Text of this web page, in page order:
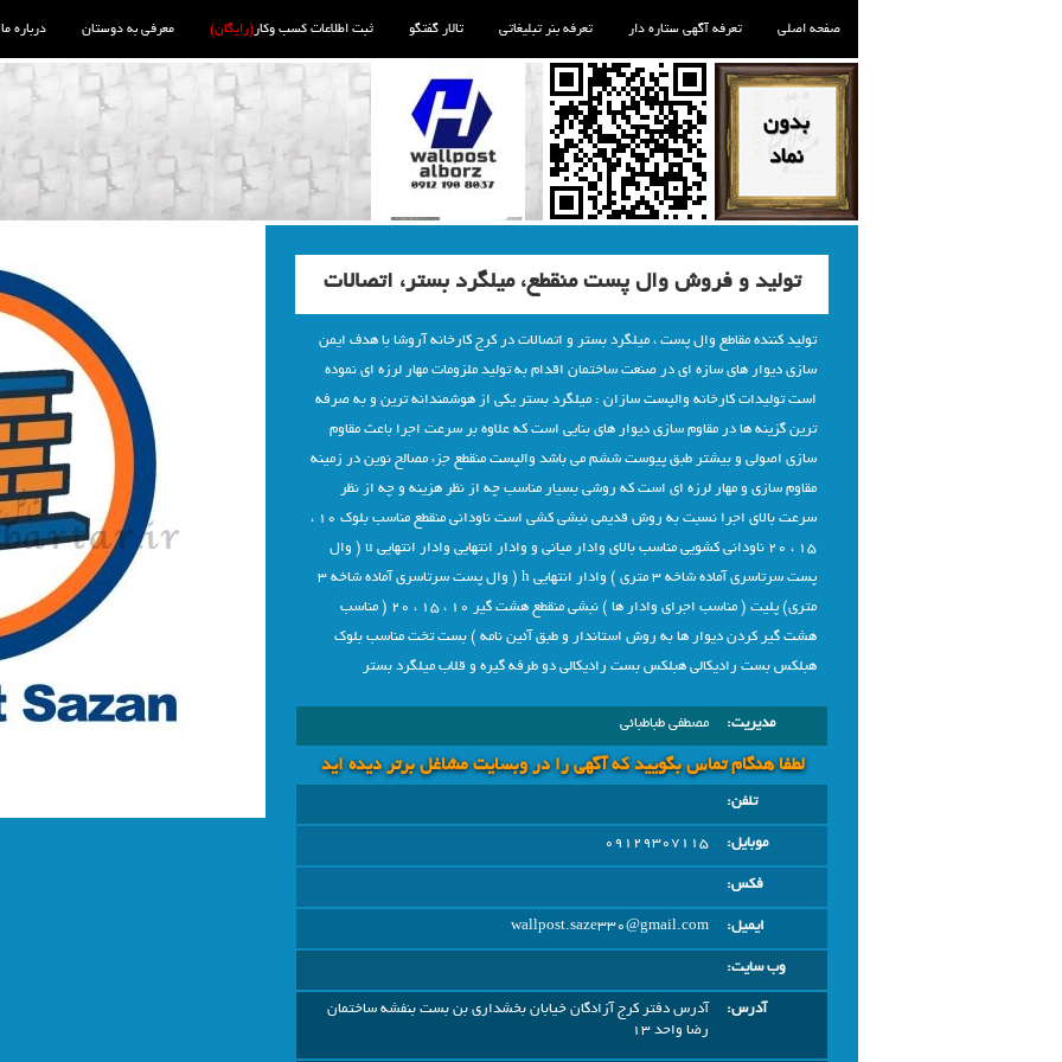
صفحه اصلی تعرفه آگهی ستاره دار تعرفه بنر تبلیغاتی تالار گفتگو ثبت اطلاعات کسب وکار(رایگان) معرفی به دوستان درباره ما
تولید و فروش وال پست منقطع، میلگرد بستر، اتصالات
تولید کننده مقاطع وال پست ، میلگرد بستر و اتصالات در کرج کارخانه آروشا با هدف ایمن
سازی دیوار های سازه ای در صنعت ساختمان اقدام به تولید ملزومات مهار لرزه ای نموده
است تولیدات کارخانه والپست سازان : میلگرد بستر یکی از هوشمندانه ترین و به صرفه
ترین گزینه ها در مقاوم سازی دیوار های بنایی است که علاوه بر سرعت اجرا باعث مقاوم
سازی اصولی و بیشتر طبق پیوست ششم می باشد والپست منقطع جزء مصالح نوین در زمینه
مقاوم سازی و مهار لرزه ای است که روشی بسیار مناسب چه از نظر هزینه و چه از نظر
سرعت بالای اجرا نسبت به روش قدیمی نبشی کشی است ناودانی منقطع مناسب بلوک 10 ،
15 ، 20 ناودانی کشویی مناسب بالای وادار میانی و وادار انتهایی وادار انتهایی u ( وال
پست سرتاسری آماده شاخه 3 متری ) وادار انتهایی h ( وال پست سرتاسری آماده شاخه 3
متری) پلیت ( مناسب اجرای وادار ها ) نبشی منقطع هشت گیر 10 ، 15 ، 20 ( مناسب
هشت گیر کردن دیوار ها به روش استاندار و طبق آئین نامه ) بست تخت مناسب بلوک
هبلکس بست رادیکالی هبلکس بست رادیکالی دو طرفه گیره و قلاب میلگرد بستر
مدیریت: مصطفی طباطبائی
لطفا هنگام تماس بگویید که آگهی را در وبسايت مشاغل برتر دیده اید
تلفن:
موبایل:
09129307115
فکس:
ایمیل:
wallpost.saze330@gmail.com
وب سایت:
آدرس:
آدرس دفتر کرج آزادگان خیابان بخشداری بن بست بنفشه ساختمان
رضا واحد 13